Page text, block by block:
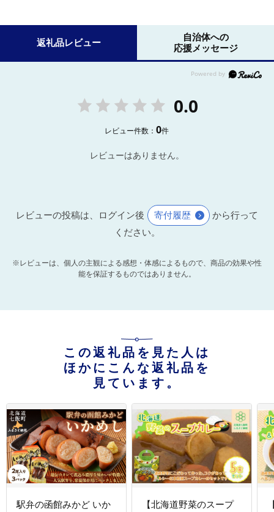
返礼品レビュー
自治体への
応援メッセージ
0.0
レビュー件数：0件
レビューはありません。
レビューの投稿は、ログイン後 寄付履歴
から行って
ください。
※レビューは、個人の主観による感想・体感によるもので、商品の効果や性
能を保証するものではありません。
この返礼品を見た人は
ほかにこんな返礼品を
見ています。
駅弁の函館みかど いか
【北海道野菜のスープ